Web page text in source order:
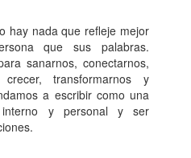
hay nada que refleje mejor
que sus palabras.
sanarnos, conectarnos,
transformarnos y
a escribir como una
y personal y ser